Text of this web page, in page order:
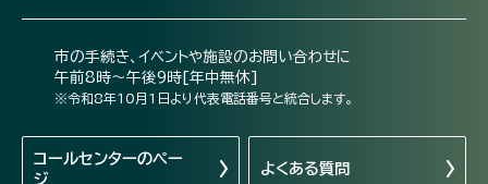
市の手続き、イベントや施設のお問い合わせに
午前8時～午後9時[年中無休]
※令和8年10月1日より代表電話番号と統合します。
コールセンターのペー
ジ
よくある質問